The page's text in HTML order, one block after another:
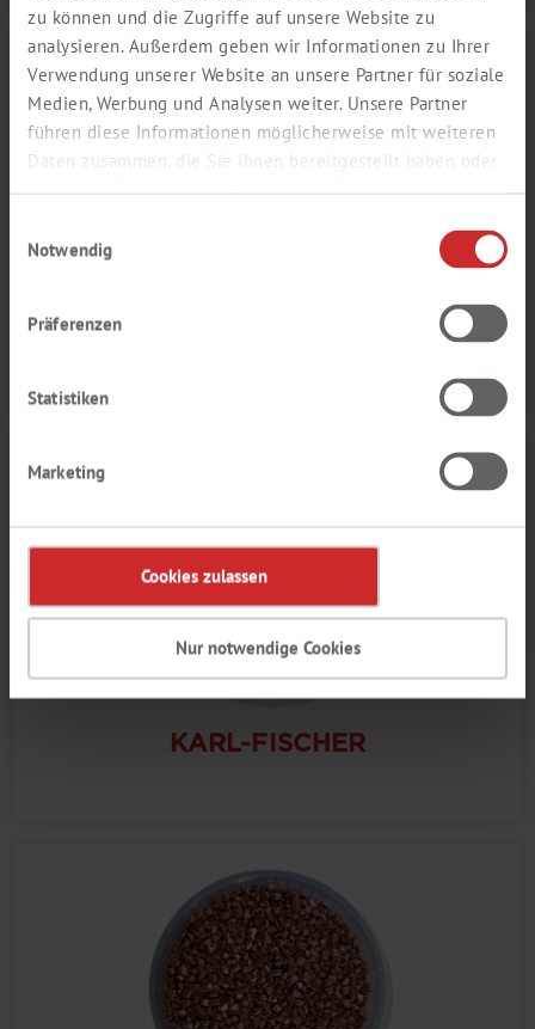
zu können und die Zugriffe auf unsere Website zu
analysieren. Außerdem geben wir Informationen zu Ihrer
Verwendung unserer Website an unsere Partner für soziale
Medien, Werbung und Analysen weiter. Unsere Partner
führen diese Informationen möglicherweise mit weiteren
Daten zusammen, die Sie ihnen bereitgestellt haben oder
die sie im Rahmen Ihrer Nutzung der Dienste gesammelt
Notwendig
Präferenzen
Statistiken
Marketing
Cookies zulassen
Nur notwendige Cookies
KARL-FISCHER